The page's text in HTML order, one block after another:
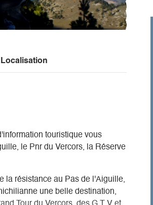
Localisation
touristique vous
le Pnr du Vercors, la Réserve
la résistance au Pas de l'Aiguille,
une belle destination,